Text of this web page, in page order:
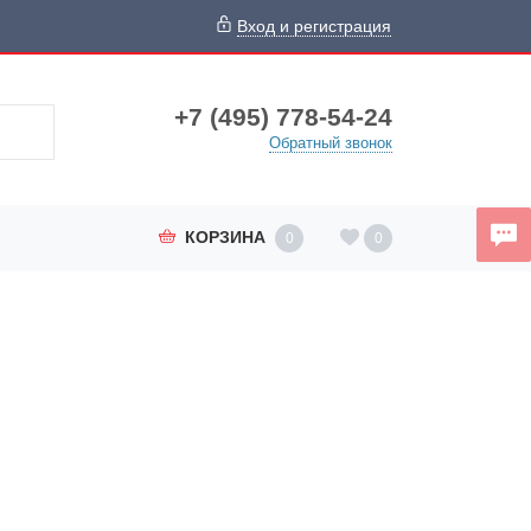
Вход и регистрация
+7 (495) 778-54-24
Обратный звонок
КОРЗИНА 0 0